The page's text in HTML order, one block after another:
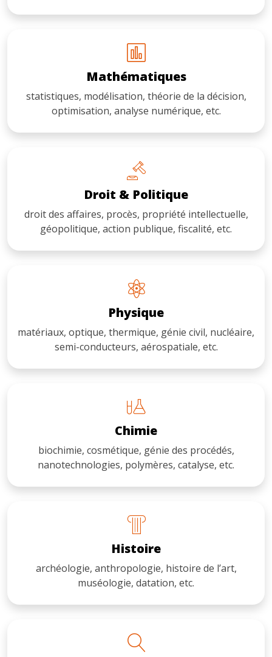
Mathématiques
statistiques, modélisation, théorie de la décision,
optimisation, analyse numérique, etc.
Droit & Politique
droit des affaires, procès, propriété intellectuelle,
géopolitique, action publique, fiscalité, etc.
Physique
matériaux, optique, thermique, génie civil, nucléaire,
semi-conducteurs, aérospatiale, etc.
Chimie
biochimie, cosmétique, génie des procédés,
nanotechnologies, polymères, catalyse, etc.
Histoire
archéologie, anthropologie, histoire de l’art,
muséologie, datation, etc.